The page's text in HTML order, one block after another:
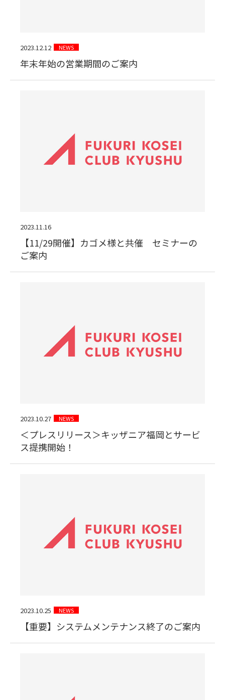
2023.12.12 NEWS
年末年始の営業期間のご案内
2023.11.16
【11/29開催】カゴメ様と共催 セミナーの
ご案内
2023.10.27 NEWS
＜プレスリリース＞キッザニア福岡とサービ
ス提携開始！
2023.10.25 NEWS
【重要】システムメンテナンス終了のご案内